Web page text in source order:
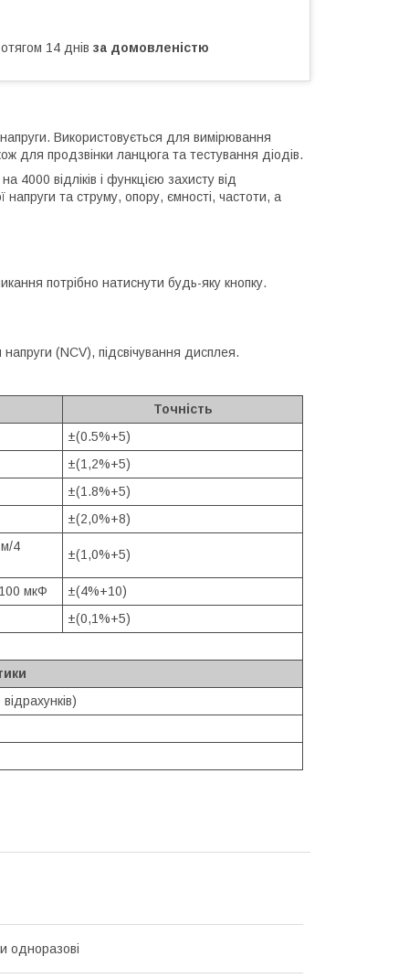
14 днів за домовленістю
Використовується для вимірювання
для продзвінки ланцюга та тестування діодів.
відліків і функцією захисту від
напруги та струму, опору, ємності, частоти, а
потрібно натиснути будь-яку кнопку.
(NCV), підсвічування дисплея.
Точність
±(0.5%+5)
±(1,2%+5)
±(1.8%+5)
±(2,0%+8)
4
±(1,0%+5)
мкФ
±(4%+10)
±(0,1%+5)
одноразові